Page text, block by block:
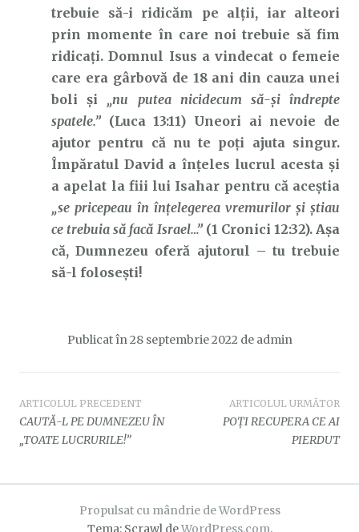
trebuie să-i ridicăm pe alții, iar alteori
prin momente în care noi trebuie să fim
ridicați. Domnul Isus a vindecat o femeie
care era gârbovă de 18 ani din cauza unei
boli și „nu putea nicidecum să-şi îndrepte
spatele.” (Luca 13:11) Uneori ai nevoie de
ajutor pentru că nu te poți ajuta singur.
Împăratul David a înțeles lucrul acesta și
a apelat la fiii lui Isahar pentru că aceștia
„se pricepeau în înţelegerea vremurilor şi ştiau
ce trebuia să facă Israel…”(1 Cronici 12:32). Așa
că, Dumnezeu oferă ajutorul – tu trebuie
să-l folosești!
Publicat în 28 septembrie 2022 de admin
Navigare
în
ARTICOLUL PRECEDENT
CAUTĂ-L PE DUMNEZEU ÎN
„TOATE LUCRURILE!”
ARTICOLUL URMĂTOR
POȚI RECUPERA CE AI
PIERDUT
Propulsat cu mândrie de WordPress
Tema: Scrawl deWordPress.com.